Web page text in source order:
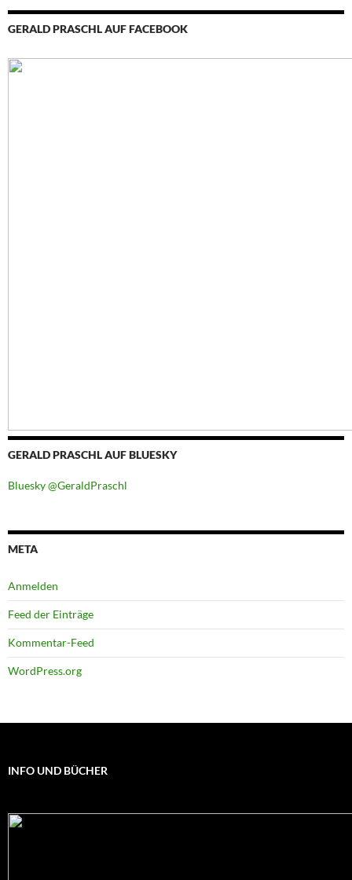
GERALD PRASCHL AUF FACEBOOK
GERALD PRASCHL AUF BLUESKY
Bluesky @GeraldPraschl
META
Anmelden
Feed der Einträge
Kommentar-Feed
WordPress.org
INFO UND BÜCHER